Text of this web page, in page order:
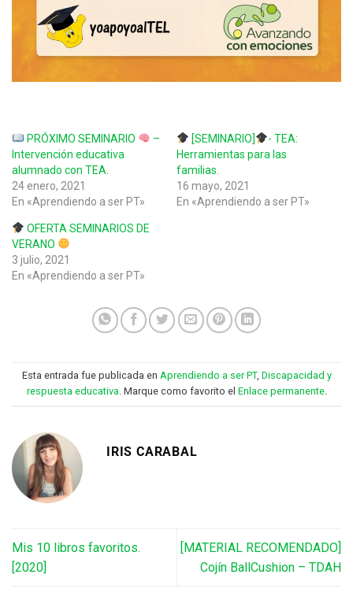
PRÓXIMO SEMINARIO
–
Intervención educativa
alumnado con TEA.
24 enero, 2021
En «Aprendiendo a ser PT»
[SEMINARIO]
- TEA:
Herramientas para las
familias.
16 mayo, 2021
En «Aprendiendo a ser PT»
OFERTA SEMINARIOS DE
VERANO
3 julio, 2021
En «Aprendiendo a ser PT»
Esta entrada fue publicada en Aprendiendo a ser PT, Discapacidad y
respuesta educativa. Marque como favorito el Enlace permanente.
IRIS CARABAL
Mis 10 libros favoritos.
[2020]
[MATERIAL RECOMENDADO]
Cojín BallCushion – TDAH